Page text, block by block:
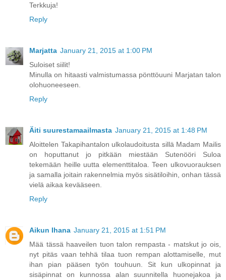
Terkkuja!
Reply
Marjatta January 21, 2015 at 1:00 PM
Suloiset siilit!
Minulla on hitaasti valmistumassa pönttöuuni Marjatan talon
olohuoneeseen.
Reply
Äiti suurestamaailmasta January 21, 2015 at 1:48 PM
Aloittelen Takapihantalon ulkolaudoitusta sillä Madam Mailis
on hoputtanut jo pitkään miestään Sutenööri Suloa
tekemään heille uutta elementtitaloa. Teen ulkovuorauksen
ja samalla joitain rakennelmia myös sisätiloihin, onhan tässä
vielä aikaa kevääseen.
Reply
Aikun Ihana January 21, 2015 at 1:51 PM
Mää tässä haaveilen tuon talon rempasta - matskut jo ois,
nyt pitäs vaan tehhä tilaa tuon rempan alottamiselle, mut
ihan pian pääsen työn touhuun. Sit kun ulkopinnat ja
sisäpinnat on kunnossa alan suunnitella huonejakoa ja